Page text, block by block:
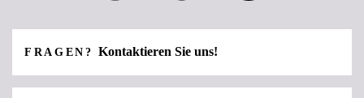
FRAGEN?Kontaktieren Sie uns!